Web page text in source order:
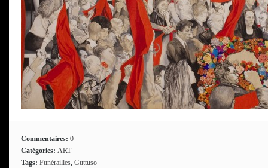
Commentaires: 0
Catégories: ART
Tags: Funérailles, Guttuso